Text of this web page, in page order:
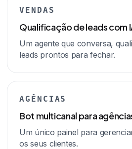
VENDAS
Qualificação de leads com
Um agente que conversa,
leads prontos para fechar.
AGÊNCIAS
Bot multicanal para
Um único painel para
os seus clientes.